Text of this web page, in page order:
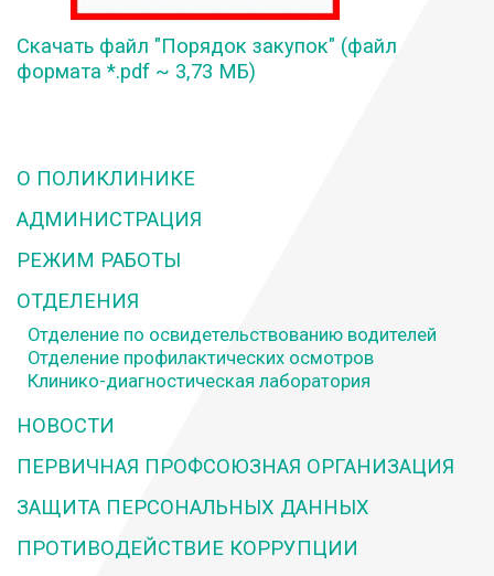
Скачать файл "Порядок закупок" (файл
формата *.pdf ~ 3,73 МБ)
О ПОЛИКЛИНИКЕ
АДМИНИСТРАЦИЯ
РЕЖИМ РАБОТЫ
ОТДЕЛЕНИЯ
Отделение по освидетельствованию водителей
Отделение профилактических осмотров
Клинико-диагностическая лаборатория
НОВОСТИ
ПЕРВИЧНАЯ ПРОФСОЮЗНАЯ ОРГАНИЗАЦИЯ
ЗАЩИТА ПЕРСОНАЛЬНЫХ ДАННЫХ
ПРОТИВОДЕЙСТВИЕ КОРРУПЦИИ